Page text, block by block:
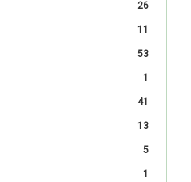
26
11
53
1
41
13
5
1